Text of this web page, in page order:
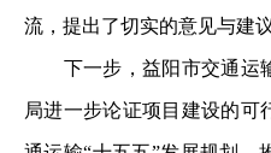
流，提出了切实的意见与建议
下一步，益阳市交通运
局进一步论证项目建设的可